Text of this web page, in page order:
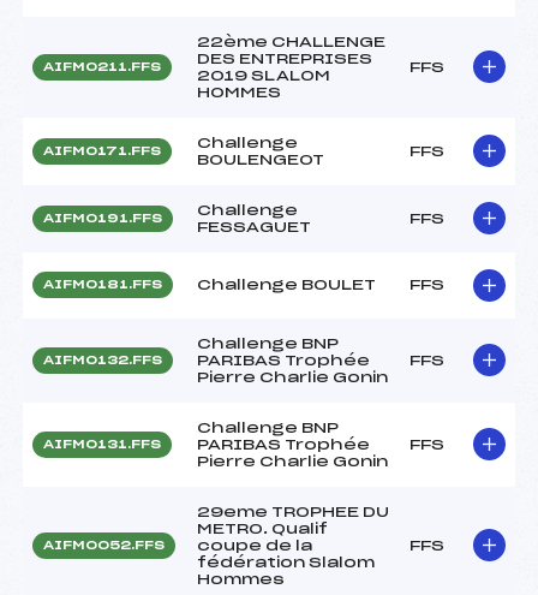
AIFM0211.FFS
22ème CHALLENGE
DES ENTREPRISES
2019 SLALOM
HOMMES
FFS
AIFM0171.FFS
Challenge
BOULENGEOT
FFS
AIFM0191.FFS
Challenge
FESSAGUET
FFS
AIFM0181.FFS Challenge BOULET FFS
AIFM0132.FFS
Challenge BNP
PARIBAS Trophée
Pierre Charlie Gonin
FFS
AIFM0131.FFS
Challenge BNP
PARIBAS Trophée
Pierre Charlie Gonin
FFS
AIFM0052.FFS
29eme TROPHEE DU
METRO. Qualif
coupe de la
fédération Slalom
Hommes
FFS